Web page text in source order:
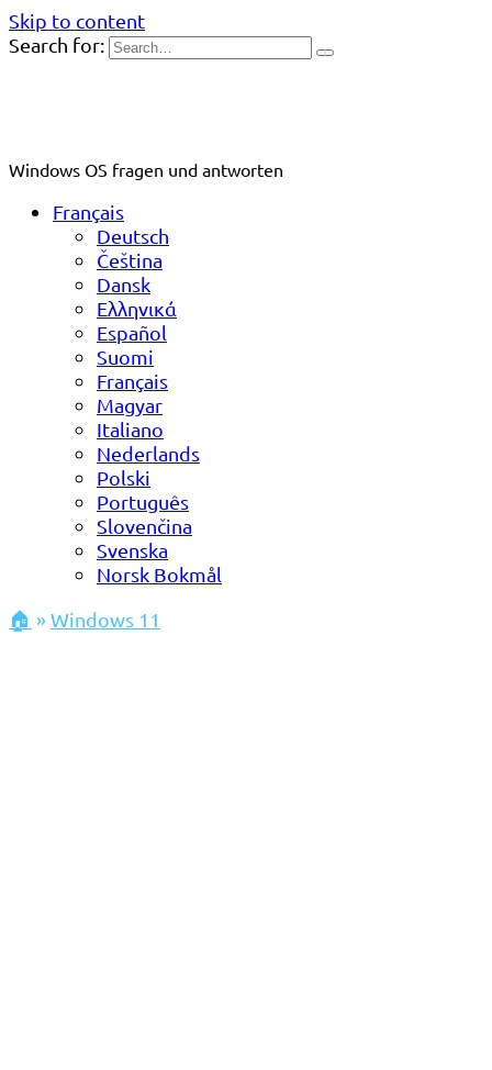
Skip to content
Search for:
Windows OS fragen und antworten
Français
Deutsch
Čeština
Dansk
Ελληνικά
Español
Suomi
Français
Magyar
Italiano
Nederlands
Polski
Português
Slovenčina
Svenska
Norsk Bokmål
🏠 »Windows 11